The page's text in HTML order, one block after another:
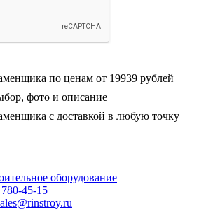
по ценам от 19939 рублей
фото и описание
с доставкой в любую точку
780-45-15